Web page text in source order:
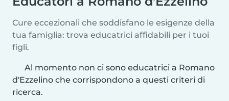
Cure eccezionali che soddisfano le esigenze della
tua famiglia: trova educatrici affidabili per i tuoi
figli.
Al momento non ci sono educatrici a Romano
d'Ezzelino che corrispondono a questi criteri di
ricerca.